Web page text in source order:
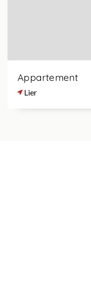
Appartement
Lier